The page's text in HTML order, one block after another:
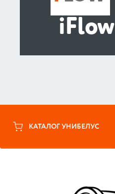
iFlow
КАТАЛОГ УНИБЕЛУС